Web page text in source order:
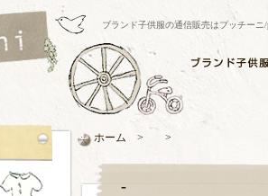
ブランド子供服の通信販売はプッチー
ホーム > >
-